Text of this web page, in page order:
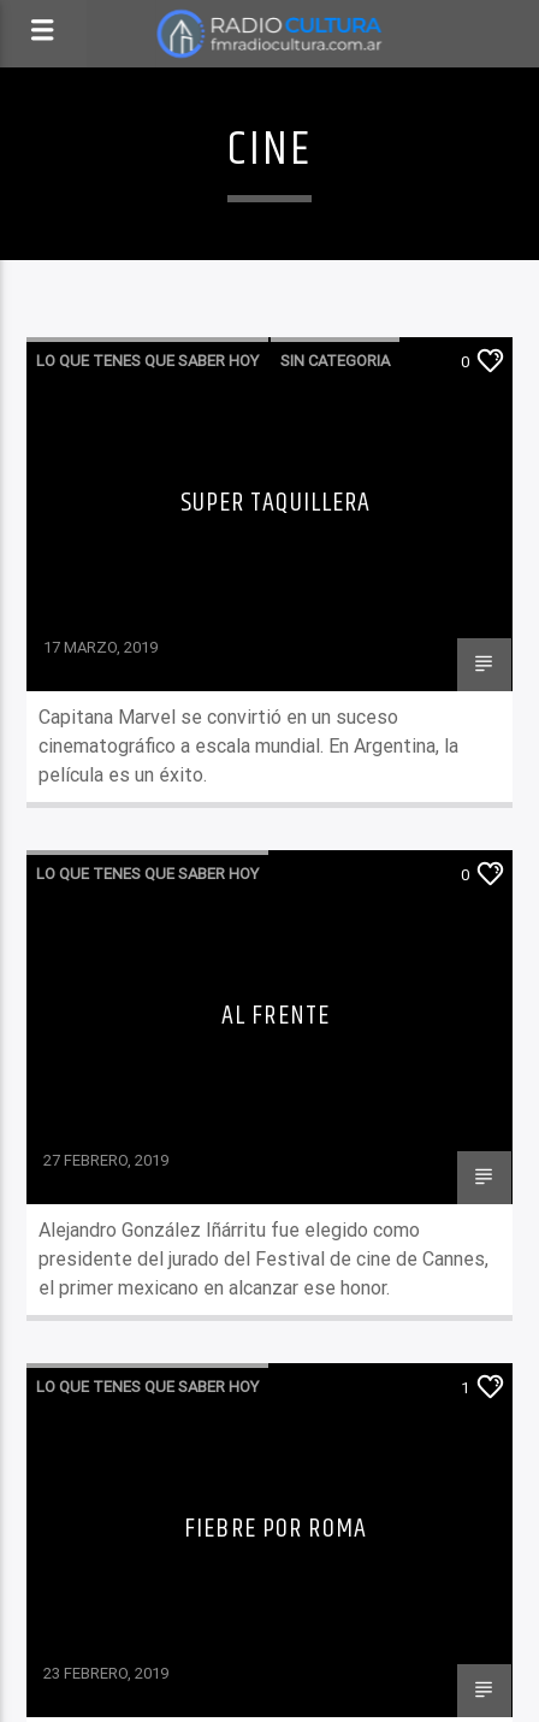
CINE
LO QUE TENES QUE SABER HOY SIN CATEGORIA 0
SUPER TAQUILLERA
17 MARZO, 2019
Capitana Marvel se convirtió en un suceso
cinematográfico a escala mundial. En Argentina, la
película es un éxito.
LO QUE TENES QUE SABER HOY 0
AL FRENTE
27 FEBRERO, 2019
Alejandro González Iñárritu fue elegido como
presidente del jurado del Festival de cine de Cannes,
el primer mexicano en alcanzar ese honor.
LO QUE TENES QUE SABER HOY 1
FIEBRE POR ROMA
23 FEBRERO, 2019